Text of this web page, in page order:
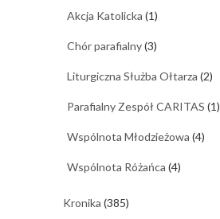
Akcja Katolicka (1)
Chór parafialny(3)
Liturgiczna Służba Ołtarza (2)
Parafialny Zespół CARITAS (1)
Wspólnota Młodzieżowa (4)
Wspólnota Różańca (4)
Kronika (385)